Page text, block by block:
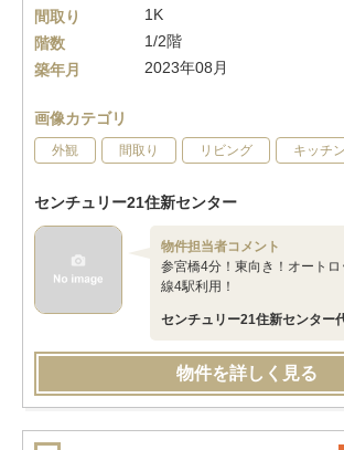
間取り
1K
階数
1/2階
築年月
2023年08月
画像カテゴリ
外観 間取り リビング キッチン
センチュリー21住新センター
物件担当者コメント
参宮橋4分！東向き！オート
線4駅利用！
センチュリー21住新センター
物件を詳しく見る